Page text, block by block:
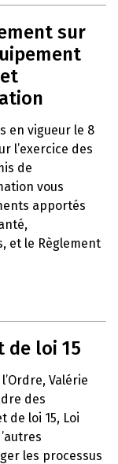
sur
en vigueur le 8
l’exercice des
de
vous
apportés
et le Règlement
de loi 15
Valérie
des
de loi 15, Loi
les processus